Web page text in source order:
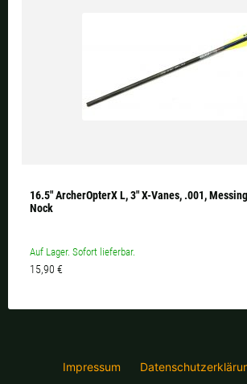
16.5" ArcherOpterX L, 3" X-Vanes, .001,
Nock
Auf Lager. Sofort lieferbar.
15,90 €
Impressum